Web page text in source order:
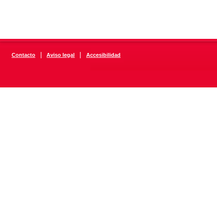
Contacto | Aviso legal | Accesibilidad